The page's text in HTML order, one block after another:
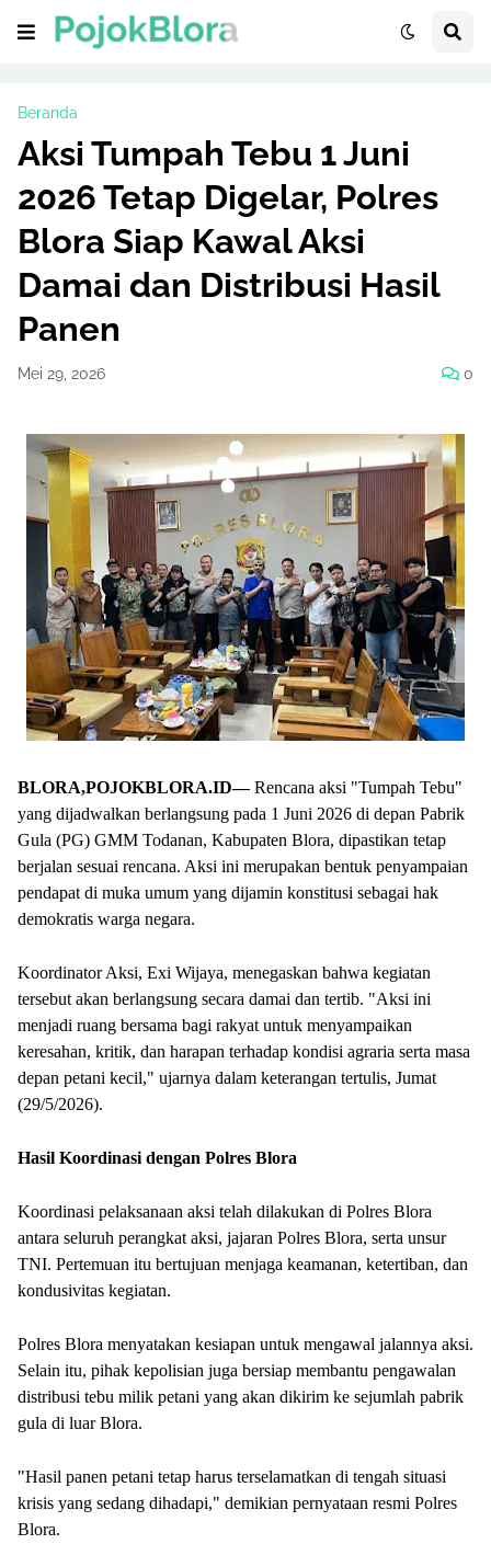
Beranda
Aksi Tumpah Tebu 1 Juni
2026 Tetap Digelar, Polres
Blora Siap Kawal Aksi
Damai dan Distribusi Hasil
Panen
Mei 29, 2026 0
BLORA,POJOKBLORA.ID—Rencana aksi "Tumpah Tebu"
yang dijadwalkan berlangsung pada 1 Juni 2026 di depan Pabrik
Gula (PG) GMM Todanan, Kabupaten Blora, dipastikan tetap
berjalan sesuai rencana. Aksi ini merupakan bentuk penyampaian
pendapat di muka umum yang dijamin konstitusi sebagai hak
demokratis warga negara.
Koordinator Aksi, Exi Wijaya, menegaskan bahwa kegiatan
tersebut akan berlangsung secara damai dan tertib. "Aksi ini
menjadi ruang bersama bagi rakyat untuk menyampaikan
keresahan, kritik, dan harapan terhadap kondisi agraria serta masa
depan petani kecil," ujarnya dalam keterangan tertulis, Jumat
(29/5/2026).
Hasil Koordinasi dengan Polres Blora
Koordinasi pelaksanaan aksi telah dilakukan di Polres Blora
antara seluruh perangkat aksi, jajaran Polres Blora, serta unsur
TNI. Pertemuan itu bertujuan menjaga keamanan, ketertiban, dan
kondusivitas kegiatan.
Polres Blora menyatakan kesiapan untuk mengawal jalannya aksi.
Selain itu, pihak kepolisian juga bersiap membantu pengawalan
distribusi tebu milik petani yang akan dikirim ke sejumlah pabrik
gula di luar Blora.
"Hasil panen petani tetap harus terselamatkan di tengah situasi
krisis yang sedang dihadapi," demikian pernyataan resmi Polres
Blora.